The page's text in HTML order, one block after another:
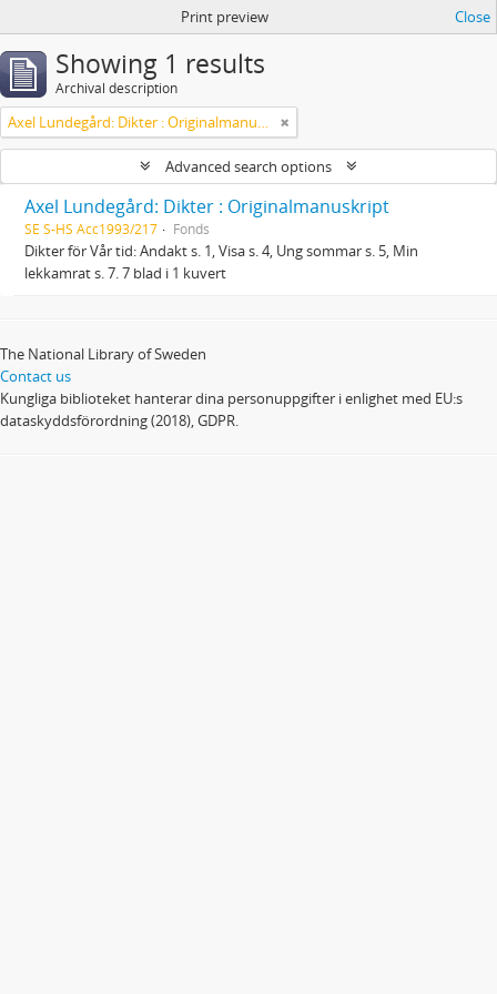
Print preview Close
Showing 1 results
Archival description
Axel Lundegård: Dikter : Originalmanuskript
Advanced search options
Axel Lundegård: Dikter : Originalmanuskript
SE S-HS Acc1993/217 Fonds
Dikter för Vår tid: Andakt s. 1, Visa s. 4, Ung sommar s. 5, Min
lekkamrat s. 7. 7 blad i 1 kuvert
The National Library of Sweden
Contact us
Kungliga biblioteket hanterar dina personuppgifter i enlighet med EU:s
dataskyddsförordning (2018), GDPR.